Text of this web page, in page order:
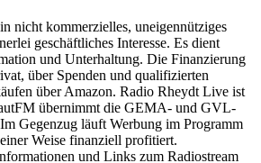
nicht kommerzielles, uneigennütziges
geschäftliches Interesse. Es dient
und Unterhaltung. Die Finanzierung
über Spenden und qualifizierten
über Amazon. Radio Rheydt Live ist
übernimmt die GEMA- und GVL-
Gegenzug läuft Werbung im Programm
Weise finanziell profitiert.
und Links zum Radiostream